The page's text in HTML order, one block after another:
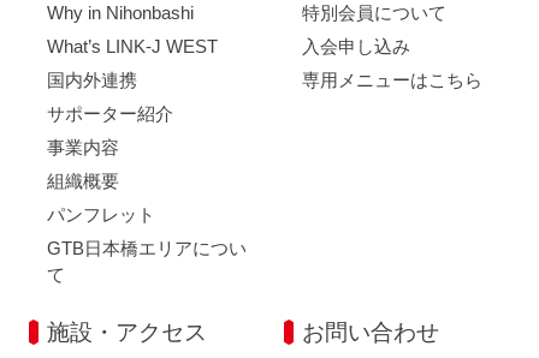
Why in Nihonbashi
What’s LINK-J WEST
国内外連携
サポーター紹介
事業内容
組織概要
パンフレット
GTB日本橋エリアについ
て
特別会員について
入会申し込み
専用メニューはこちら
施設・アクセス お問い合わせ